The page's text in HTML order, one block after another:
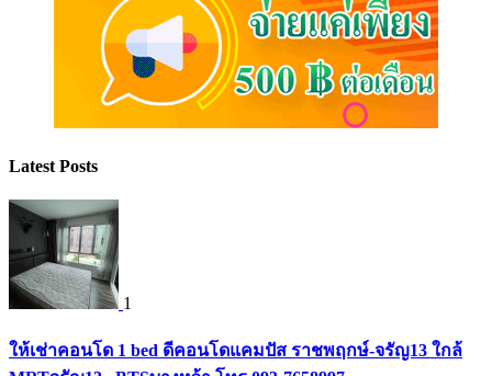
Latest Posts
1
ให้เช่าคอนโด 1 bed ดีคอนโดแคมปัส ราชพฤกษ์-จรัญ13 ใกล้